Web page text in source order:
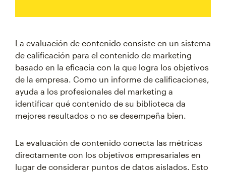
La evaluación de contenido consiste en un sistema
de calificación para el contenido de marketing
basado en la eficacia con la que logra los objetivos
de la empresa. Como un informe de calificaciones,
ayuda a los profesionales del marketing a
identificar qué contenido de su biblioteca da
mejores resultados o no se desempeña bien.
La evaluación de contenido conecta las métricas
directamente con los objetivos empresariales en
lugar de considerar puntos de datos aislados. Esto